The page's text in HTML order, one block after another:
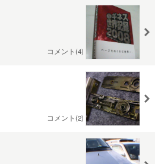
コメント(4)
コメント(2)